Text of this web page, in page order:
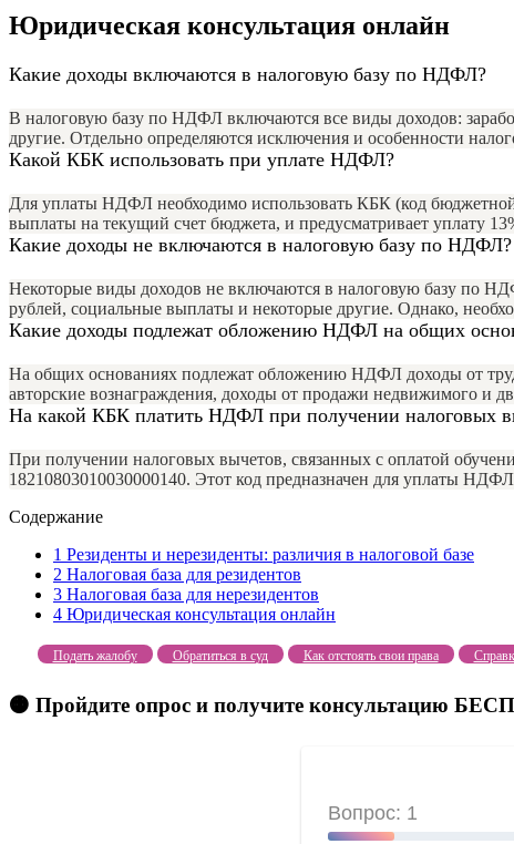
Юридическая консультация онлайн
Какие доходы включаются в налоговую базу по НДФЛ?
В налоговую базу по НДФЛ включаются все виды доходов:
другие. Отдельно определяются исключения и особенности
Какой КБК использовать при уплате НДФЛ?
Для уплаты НДФЛ необходимо использовать КБК (код
выплаты на текущий счет бюджета, и предусматривает уплату
Какие доходы не включаются в налоговую базу по НДФЛ?
Некоторые виды доходов не включаются в налоговую базу по
рублей, социальные выплаты и некоторые другие. Однако,
Какие доходы подлежат обложению НДФЛ на общих
На общих основаниях подлежат обложению НДФЛ доходы от
авторские вознаграждения, доходы от продажи недвижимого и
На какой КБК платить НДФЛ при получении налоговых
При получении налоговых вычетов, связанных с оплатой
18210803010030000140. Этот код предназначен для уплаты
Содержание
1 Резиденты и нерезиденты: различия в налоговой базе
2 Налоговая база для резидентов
3 Налоговая база для нерезидентов
4 Юридическая консультация онлайн
Подать жалобу Обратиться в суд Как отстоять свои права
🟠 Пройдите опрос и получите консультацию